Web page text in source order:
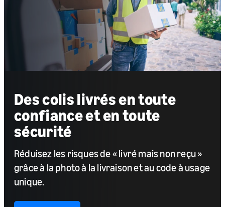
Des colis livrés en toute
confiance et en toute
sécurité
Réduisez les risques de « livré mais non reçu »
grâce à la photo à la livraison et au code à usage
unique.